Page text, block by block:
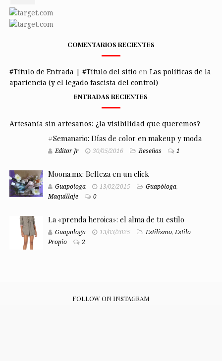
COMENTARIOS RECIENTES
#Título de Entrada | #Título del sitio en Las políticas de la
apariencia (y el legado fascista del control)
ENTRADAS RECIENTES
Artesanía sin artesanos: ¿la visibilidad que queremos?
#Semanario: Días de color en makeup y moda
Editor Jr 30/05/2016 Reseñas 1
Moona.mx: Belleza en un click
Guapologa 13/02/2015 Guapóloga,
Maquillaje
0
La «prenda heroica»: el alma de tu estilo
Guapologa 13/03/2025 Estilismo,Estilo
Propio
2
FOLLOW ON INSTAGRAM